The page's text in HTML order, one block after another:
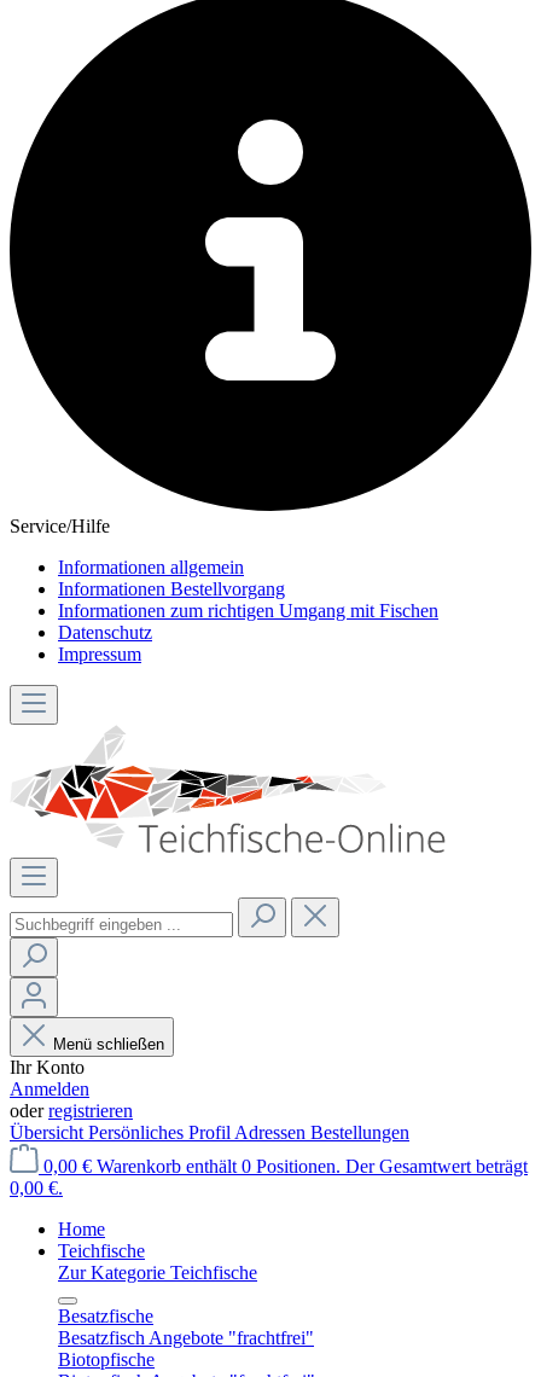
Service/Hilfe
Informationen allgemein
Informationen Bestellvorgang
Informationen zum richtigen Umgang mit Fischen
Datenschutz
Impressum
Menü schließen
Ihr Konto
Anmelden
oderregistrieren
Übersicht Persönliches Profil Adressen Bestellungen
0,00 € Warenkorb enthält 0 Positionen. Der Gesamtwert beträgt
0,00 €.
Home
Teichfische
Zur Kategorie Teichfische
Besatzfische
Besatzfisch Angebote "frachtfrei"
Biotopfische